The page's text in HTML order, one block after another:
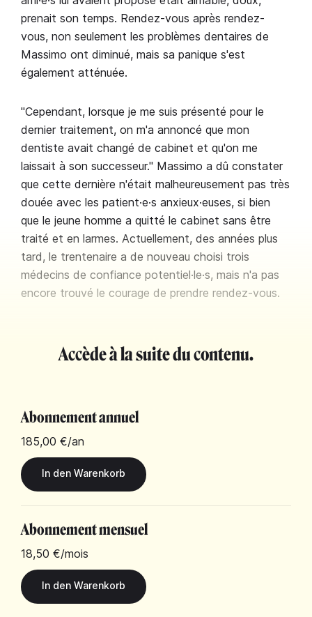
prenait son temps. Rendez-vous après rendez-
vous, non seulement les problèmes dentaires de
Massimo ont diminué, mais sa panique s'est
également atténuée.
"Cependant, lorsque je me suis présenté pour le
dernier traitement, on m'a annoncé que mon
dentiste avait changé de cabinet et qu'on me
laissait à son successeur." Massimo a dû constater
que cette dernière n'était malheureusement pas très
douée avec les patient·e·s anxieux·euses, si bien
que le jeune homme a quitté le cabinet sans être
traité et en larmes. Actuellement, des années plus
tard, le trentenaire a de nouveau choisi trois
médecins de confiance potentiel·le·s, mais n'a pas
encore trouvé le courage de prendre rendez-vous.
Accède à la suite du contenu.
Abonnement annuel
185,00 €/an
Abonnement mensuel
18,50 €/mois